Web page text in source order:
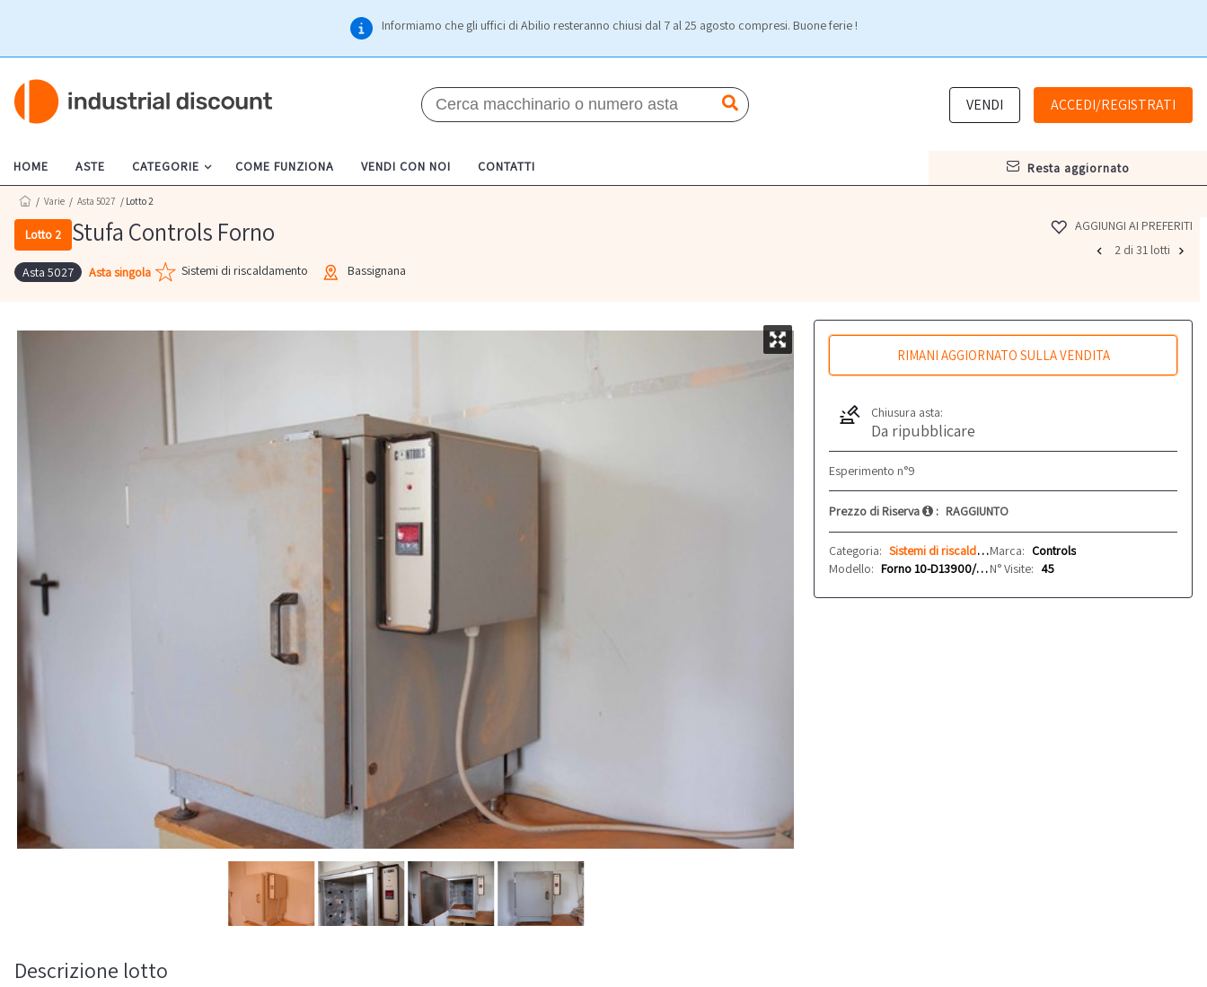
Informiamo che gli uffici di Abilio resteranno chiusi dal 7 al 25 agosto compresi. Buone ferie !
VENDI ACCEDI/REGISTRATI
HOME ASTE CATEGORIE COME FUNZIONA VENDI CON NOI CONTATTI resta aggiornato
/ Varie / Asta 5027 / Lotto 2
Lotto 2 Stufa Controls Forno
Asta 5027 Asta singola Sistemi di riscaldamento Bassignana
AGGIUNGI AI PREFERITI
2 di 31 lotti
RIMANI AGGIORNATO SULLA VENDITA
Chiusura asta:
Da ripubblicare
Esperimento n°9
Prezzo di Riserva : RAGGIUNTO
Categoria: Sistemi di riscaldamentoMarca: Controls
Modello:
Forno 10-D13900/ADN° Visite: 45
Descrizione lotto